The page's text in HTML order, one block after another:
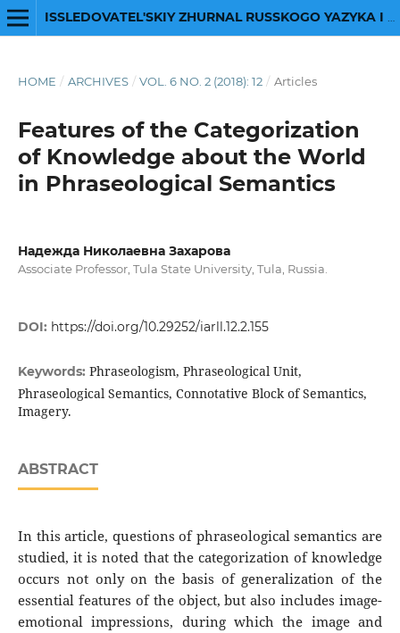
HOME / ARCHIVES / VOL. 6 NO. 2 (2018): 12 / Articles
Features of the Categorization
of Knowledge about the World
in Phraseological Semantics
Надежда Николаевна Захарова
Associate Professor, Tula State University, Tula, Russia.
DOI: https://doi.org/10.29252/iarll.12.2.155
Keywords: Phraseologism, Phraseological Unit,
Phraseological Semantics, Connotative Block of Semantics,
Imagery.
ABSTRACT
In this article, questions of phraseological semantics are
studied, it is noted that the categorization of knowledge
occurs not only on the basis of generalization of the
essential features of the object, but also includes image-
emotional impressions, during which the image and